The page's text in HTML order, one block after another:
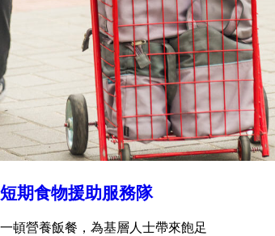
短期食物援助服務隊
一頓營養飯餐，為基層人士帶來飽足